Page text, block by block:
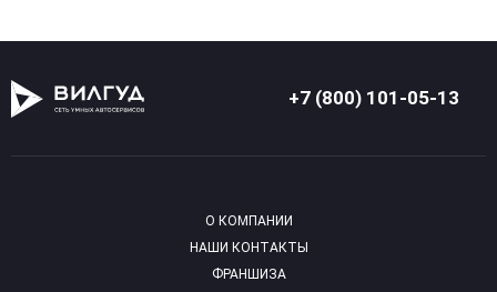
+7 (800) 101-05-13
О КОМПАНИИ
НАШИ КОНТАКТЫ
ФРАНШИЗА